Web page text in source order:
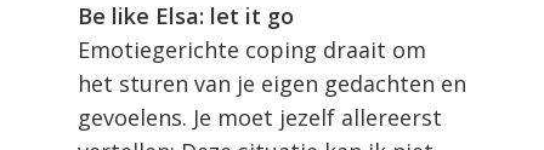
Be like Elsa: let it go
Emotiegerichte coping draait om
het sturen van je eigen gedachten en
gevoelens. Je moet jezelf allereerst